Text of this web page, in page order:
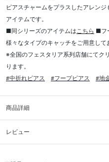
ピアスチャームをプラスしたアレン
アイテムです。
■同シリーズのアイテムは こちら ■フ
様々なタイプのキャッチをご用意して
※全国のフェスタリア系列店舗にてク
ります。
#中折れピアス
#フープピアス #地
商品詳細
レビュー